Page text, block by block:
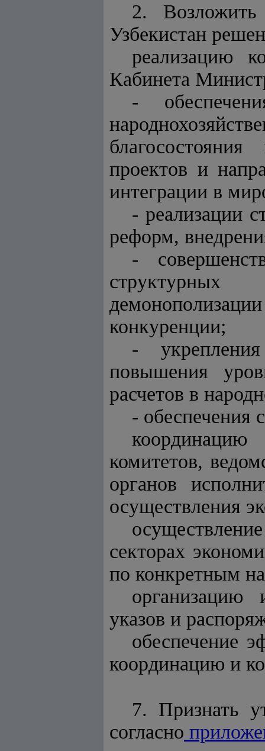
2.
Узбекистан
реализацию
Кабинета
-
проектов и
интеграции в
- реализации
реформ,
-
структурных
конкуренции;
-
повышения
расчетов в
- обеспечения
координацию
комитетов,
органов
осуществления
секторах
по конкретным
указов и
обеспечение
координацию и
7. Признать
согласно